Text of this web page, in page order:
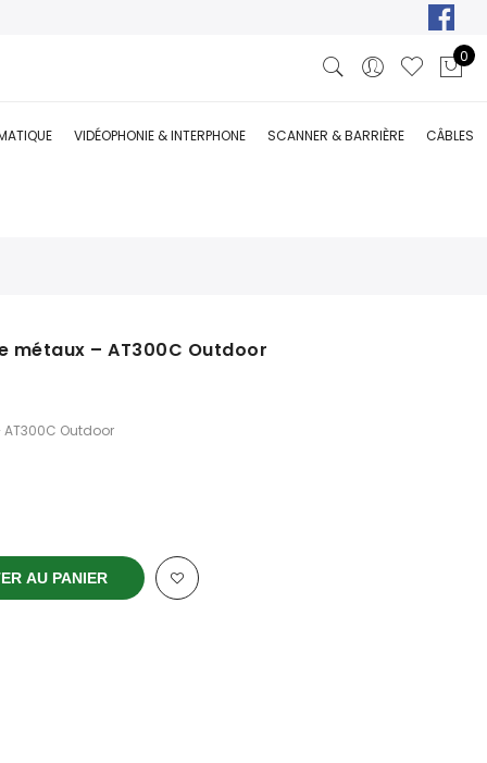
0
VIDÉOPHONIE & INTERPHONE SCANNER & BARRIÈRE CÂBLES
métaux – AT300C Outdoor
Outdoor
AU PANIER